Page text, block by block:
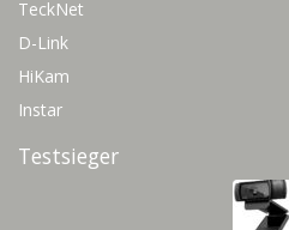
TeckNet
D-Link
HiKam
Instar
Testsieger